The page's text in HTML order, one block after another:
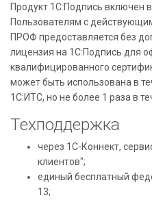
Продукт 1С:Подпись включен
Пользователям с
ПРОФ предоставляется без
лицензия на 1С:Подпись для
квалифицированного
может быть использована в
1С:ИТС, но не более 1 раза в
Техподдержка
через 1С-Коннект,
клиентов";
единый бесплатный
13;